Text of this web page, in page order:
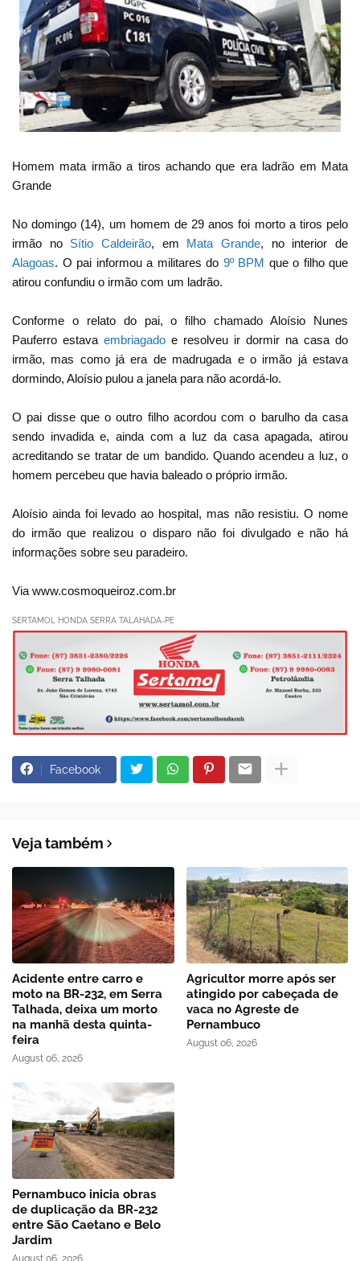
Homem mata irmão a tiros achando que era ladrão em Mata
Grande
No domingo (14), um homem de 29 anos foi morto a tiros pelo
irmão noSítio Caldeirão, em Mata Grande, no interior de
Alagoas. O pai informou a militares do 9º BPM que o filho que
atirou confundiu o irmão com um ladrão.
Conforme o relato do pai, o filho chamado Aloísio Nunes
Pauferro estava embriagado e resolveu ir dormir na casa do
irmão, mas como já era de madrugada e o irmão já estava
dormindo, Aloísio pulou a janela para não acordá-lo.
O pai disse que o outro filho acordou com o barulho da casa
sendo invadida e, ainda com a luz da casa apagada, atirou
acreditando se tratar de um bandido. Quando acendeu a luz, o
homem percebeu que havia baleado o próprio irmão.
Aloísio ainda foi levado ao hospital, mas não resistiu. O nome
do irmão que realizou o disparo não foi divulgado e não há
informações sobre seu paradeiro.
Via www.cosmoqueiroz.com.br
SERTAMOL HONDA SERRA TALAHADA-PE
Facebook
Veja também
Acidente entre carro e
moto na BR-232, em Serra
Talhada, deixa um morto
na manhã desta quinta-
feira
August 06, 2026
Agricultor morre após ser
atingido por cabeçada de
vaca no Agreste de
Pernambuco
August 06, 2026
Pernambuco inicia obras
de duplicação da BR-232
entre São Caetano e Belo
Jardim
August 06, 2026